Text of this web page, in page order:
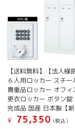
【送料無料】【法人様
６人用ロッカー スチー
貴重品ロッカー オフィ
更衣ロッカー ボタン錠
完成品 国産 日本製【新
¥
75,350 (税込）